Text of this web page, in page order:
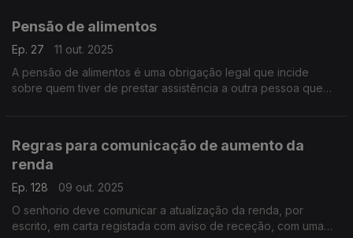
Pensão de alimentos
Ep. 27
11 out. 2025
A pensão de alimentos é uma obrigação legal que incide
sobre quem tiver de prestar assistência a outra pessoa que
Regras para comunicação de aumento da
renda
Ep. 128
09 out. 2025
O senhorio deve comunicar a atualização da renda, por
escrito, em carta registada com aviso de receção, com uma